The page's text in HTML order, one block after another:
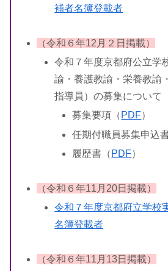
補者名簿登載者
（令和６年12月２日掲載）
令和７年度京都府公立学
諭・養護教諭・栄養教諭
指導員）の募集について
募集要項（ PDF）
任期付職員募集申込
履歴書（ PDF）
（令和６年11月20日掲載）
令和７年度京都府立学校
名簿登載者
（令和６年11月13日掲載）